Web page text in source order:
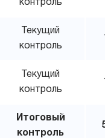
контроль
Текущий
контроль
Текущий
контроль
Итоговый
контроль